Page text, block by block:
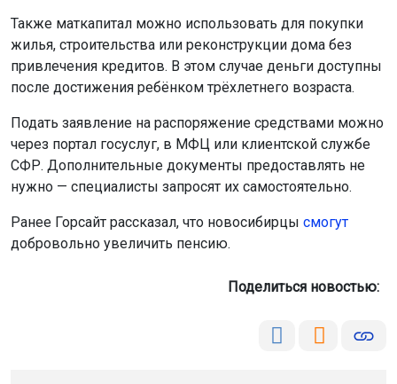
Также маткапитал можно использовать для покупки
жилья, строительства или реконструкции дома без
привлечения кредитов. В этом случае деньги доступны
после достижения ребёнком трёхлетнего возраста.
Подать заявление на распоряжение средствами можно
через портал госуслуг, в МФЦ или клиентской службе
СФР. Дополнительные документы предоставлять не
нужно — специалисты запросят их самостоятельно.
Ранее Горсайт рассказал, что новосибирцы смогут
добровольно увеличить пенсию.
Поделиться новостью: